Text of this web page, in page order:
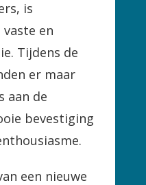
is
en
Tijdens de
er maar
aan de
bevestiging
een nieuwe